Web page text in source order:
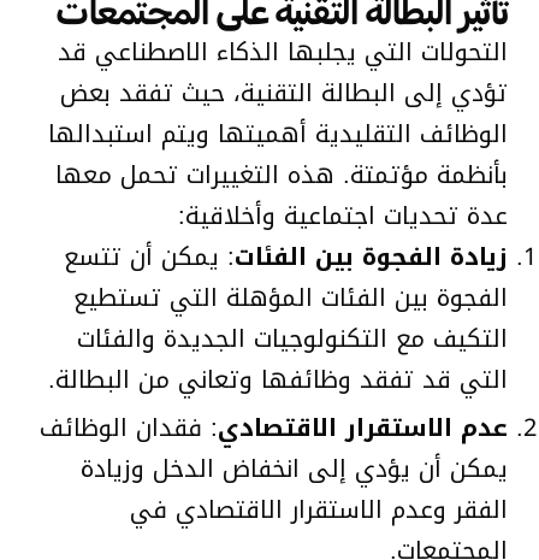
تأثير البطالة التقنية على المجتمعات
التحولات التي يجلبها الذكاء الاصطناعي قد
تؤدي إلى البطالة التقنية، حيث تفقد بعض
الوظائف التقليدية أهميتها ويتم استبدالها
بأنظمة مؤتمتة. هذه التغييرات تحمل معها
عدة تحديات اجتماعية وأخلاقية:
زيادة الفجوة بين الفئات: يمكن أن تتسع
الفجوة بين الفئات المؤهلة التي تستطيع
التكيف مع التكنولوجيات الجديدة والفئات
التي قد تفقد وظائفها وتعاني من البطالة.
عدم الاستقرار الاقتصادي: فقدان الوظائف
يمكن أن يؤدي إلى انخفاض الدخل وزيادة
الفقر وعدم الاستقرار الاقتصادي في